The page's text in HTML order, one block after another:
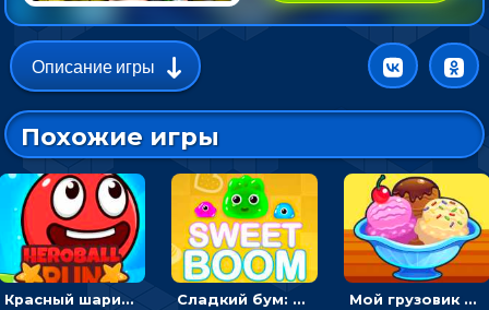
Описание игры
Похожие игры
Красный шарик-герой в бегах: прыгать, чтобы избегать препятствий Сладкий бум: тапнуть, чтобы взорвать желейки - головоломка Мой грузовик с мороженным: принимать заказы и готовить десерты